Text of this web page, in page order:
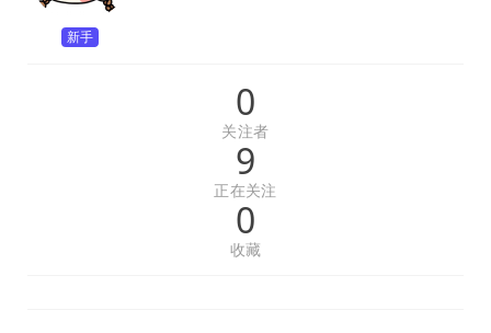
新手
0
关注者
9
正在关注
0
收藏